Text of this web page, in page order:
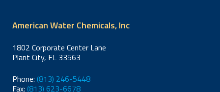
nos recomendó
cambiáramos la
cayera por
alimentación
1500 ppm
RO?
American Water Chemicals, Inc
1802 Corporate Center Lane
Plant City, FL 33563
Phone: (813) 246-5448
Fax: (813) 623-6678